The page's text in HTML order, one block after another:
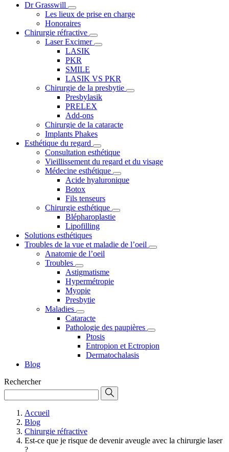
Dr Grasswill
Les lieux de prise en charge
Honoraires
Chirurgie réfractive
Laser Excimer
LASIK
PKR
SMILE
LASIK VS PKR
Chirurgie de la presbytie
Presbylasik
PRELEX
Add-ons
Chirurgie de la cataracte
Implants Phakes
Esthétique du regard
Consultation esthétique
Vieillissement du regard et du visage
Médecine esthétique
Acide hyaluronique
Botox
Fils tenseurs
Chirurgie esthétique
Blépharoplastie
Lipofilling
Solutions esthétiques
Troubles de la vue et maladie de l’oeil
Anatomie de l’oeil
Troubles
Astigmatisme
Hypermétropie
Myopie
Presbytie
Maladies
Cataracte
Pathologie des paupières
Ptosis
Entropion et Ectropion
Dermatochalasis
Blog
Rechercher
Accueil
Blog
Chirurgie réfractive
Est-ce que je risque de devenir aveugle avec la chirurgie laser
?